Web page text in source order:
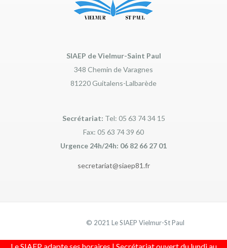
SIAEP de Vielmur-Saint Paul
348 Chemin de Varagnes
81220 Guitalens-Lalbarède
Secrétariat: Tel: 05 63 74 34 15
Fax: 05 63 74 39 60
Urgence 24h/24h: 06 82 66 27 01
secretariat@siaep81.fr
© 2021 Le SIAEP Vielmur-St Paul